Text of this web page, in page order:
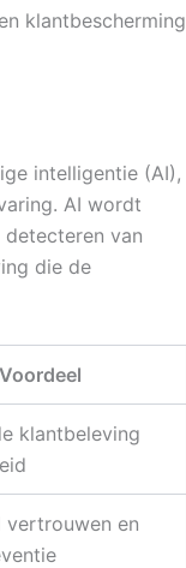
klantbescherming
intelligentie (AI),
AI wordt
van
die de
Voordeel
klantbeleving
vertrouwen en